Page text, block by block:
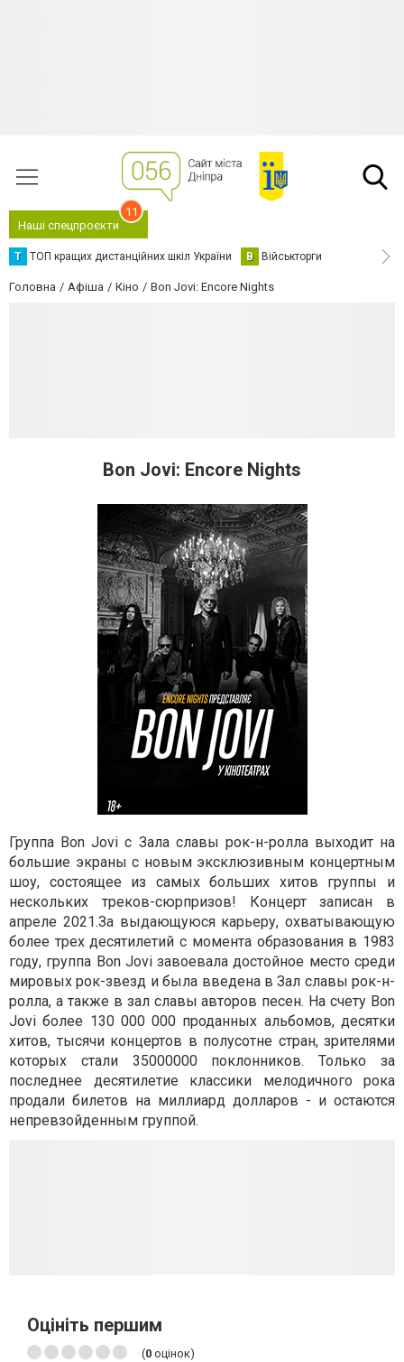
Наші спецпроєкти
11
Т ТОП кращих дистанційних шкіл України В Військторги
Головна Афіша Кіно Bon Jovi: Encore Nights
Bon Jovi: Encore Nights
Группа Bon Jovi с Зала славы рок-н-ролла выходит на
большие экраны с новым эксклюзивным концертным
шоу, состоящее из самых больших хитов группы и
нескольких треков-сюрпризов! Концерт записан в
апреле 2021.За выдающуюся карьеру, охватывающую
более трех десятилетий с момента образования в 1983
году, группа Bon Jovi завоевала достойное место среди
мировых рок-звезд и была введена в Зал славы рок-н-
ролла, а также в зал славы авторов песен. На счету Bon
Jovi более 130 000 000 проданных альбомов, десятки
хитов, тысячи концертов в полусотне стран, зрителями
которых стали 35000000 поклонников. Только за
последнее десятилетие классики мелодичного рока
продали билетов на миллиард долларов - и остаются
непревзойденным группой.
Оцініть першим
(0 оцінок)